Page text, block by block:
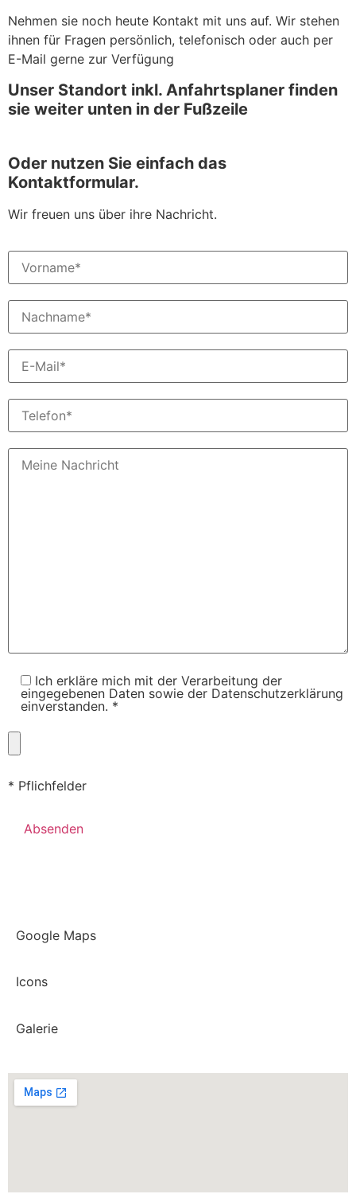
Nehmen sie noch heute Kontakt mit uns auf. Wir stehen
ihnen für Fragen persönlich, telefonisch oder auch per
E-Mail gerne zur Verfügung
Unser Standort inkl. Anfahrtsplaner finden
sie weiter unten in der Fußzeile
Oder nutzen Sie einfach das
Kontaktformular.
Wir freuen uns über ihre Nachricht.
Ich erkläre mich mit der Verarbeitung der
eingegebenen Daten sowie der Datenschutzerklärung
einverstanden. *
* Pflichfelder
Google Maps
Icons
Galerie